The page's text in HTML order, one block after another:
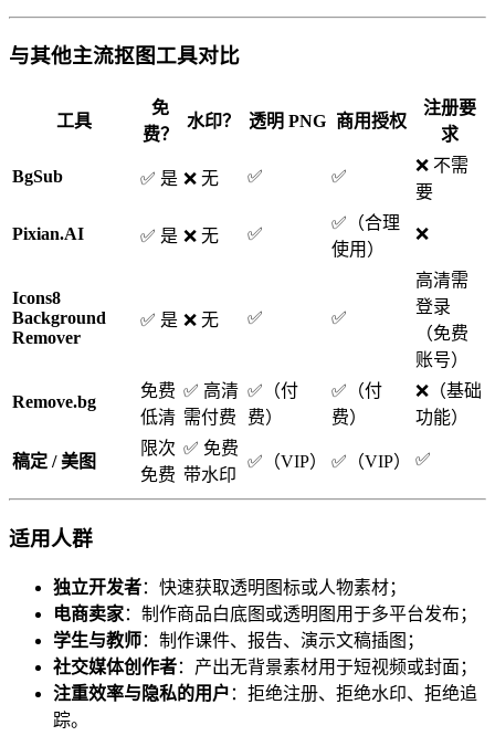
与其他主流抠图工具对比
工具
免
费？
水印？ 透明 PNG 商用授权
注册要
求
BgSub ✅ 是 ❌ 无 ✅ ✅
❌ 不需
要
Pixian.AI ✅ 是 ❌ 无 ✅
✅（合理
使用）
❌
Icons8
Background
Remover
✅ 是 ❌ 无 ✅ ✅
高清需
登录
（免费
账号）
Remove.bg
免费
低清
✅ 高清
需付费
✅（付
费）
✅（付
费）
❌（基础
功能）
稿定 / 美图
限次
免费
✅ 免费
带水印
✅（VIP） ✅（VIP） ✅
适用人群
独立开发者：快速获取透明图标或人物素材；
电商卖家：制作商品白底图或透明图用于多平台发布；
学生与教师：制作课件、报告、演示文稿插图；
社交媒体创作者：产出无背景素材用于短视频或封面；
注重效率与隐私的用户 ：拒绝注册、拒绝水印、拒绝追
踪。